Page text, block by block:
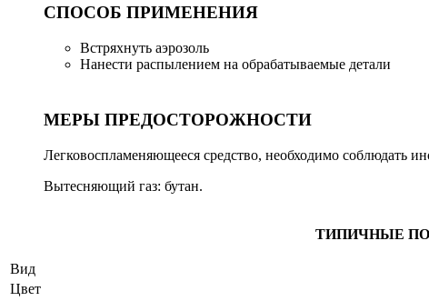
СПОСОБ ПРИМЕНЕНИЯ
Встряхнуть аэрозоль
Нанести распылением на обрабатываемые детали
МЕРЫ ПРЕДОСТОРОЖНОСТИ
Легковоспламеняющееся средство, необходимо соблюдать
Вытесняющий газ: бутан.
ТИПИЧНЫЕ
Вид
Цвет